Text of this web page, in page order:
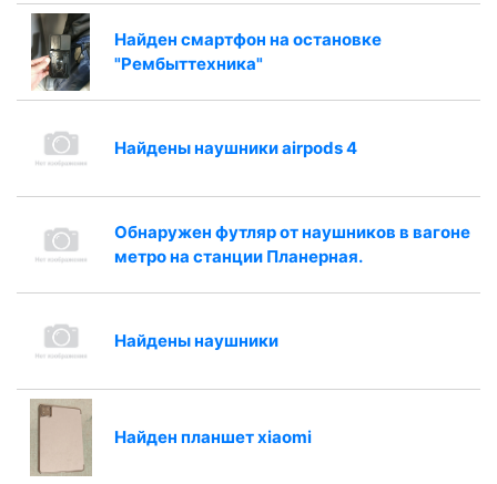
Найден смартфон на остановке
"Рембыттехника"
Найдены наушники airpods 4
Обнаружен футляр от наушников в вагоне
метро на станции Планерная.
Найдены наушники
Найден планшет xiaomi